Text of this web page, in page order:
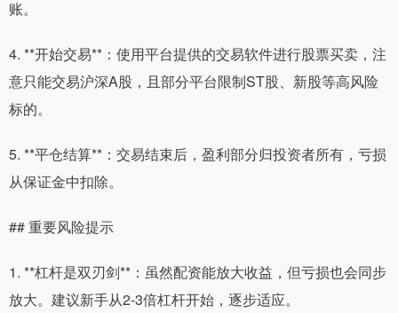
账。
4. **开始交易**：使用平台提供的交易软件进行股票买卖，注
意只能交易沪深A股，且部分平台限制ST股、新股等高风险
标的。
5. **平仓结算**：交易结束后，盈利部分归投资者所有，亏损
从保证金中扣除。
## 重要风险提示
1. **杠杆是双刃剑**：虽然配资能放大收益，但亏损也会同步
放大。建议新手从2-3倍杠杆开始，逐步适应。